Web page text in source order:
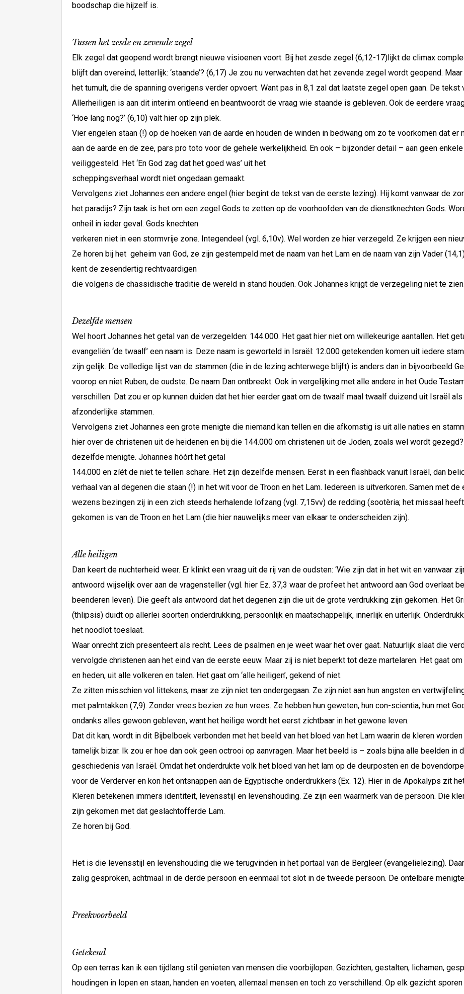
boodschap die hijzelf is.
Tussen het zesde en zevende zegel
Elk zegel dat geopend wordt brengt nieuwe visioenen voort. Bij het zesde zegel (6,12-17)lijkt de climax
blijft dan overeind, letterlijk: ‘staande’? (6,17) Je zou nu verwachten dat het zevende zegel wordt geopend.
het tumult, die de spanning overigens verder opvoert. Want pas in 8,1 zal dat laatste zegel open gaan. De
Allerheiligen is aan dit interim ontleend en beantwoordt de vraag wie staande is gebleven. Ook de eerdere
‘Hoe lang nog?’ (6,10) valt hier op zijn plek.
Vier engelen staan (!) op de hoeken van de aarde en houden de winden in bedwang om zo te voorkomen dat
aan de aarde en de zee, pars pro toto voor de gehele werkelijkheid. En ook – bijzonder detail – aan geen
veiliggesteld. Het ‘En God zag dat het goed was’ uit het
scheppingsverhaal wordt niet ongedaan gemaakt.
Vervolgens ziet Johannes een andere engel (hier begint de tekst van de eerste lezing). Hij komt vanwaar de
het paradijs? Zijn taak is het om een zegel Gods te zetten op de voorhoofden van de dienstknechten Gods.
onheil in ieder geval. Gods knechten
verkeren niet in een stormvrije zone. Integendeel (vgl. 6,10v). Wel worden ze hier verzegeld. Ze krijgen een
Ze horen bij het geheim van God, ze zijn gestempeld met de naam van het Lam en de naam van zijn Vader
kent de zesendertig rechtvaardigen
die volgens de chassidische traditie de wereld in stand houden. Ook Johannes krijgt de verzegeling niet te zien.
Dezelfde mensen
Wel hoort Johannes het getal van de verzegelden: 144.000. Het gaat hier niet om willekeurige aantallen. Het
evangeliën ‘de twaalf’ een naam is. Deze naam is geworteld in Israël: 12.000 getekenden komen uit iedere
zijn gelijk. De volledige lijst van de stammen (die in de lezing achterwege blijft) is anders dan in bijvoorbeeld
voorop en niet Ruben, de oudste. De naam Dan ontbreekt. Ook in vergelijking met alle andere in het Oude
verschillen. Dat zou er op kunnen duiden dat het hier eerder gaat om de twaalf maal twaalf duizend uit Israël
afzonderlijke stammen.
Vervolgens ziet Johannes een grote menigte die niemand kan tellen en die afkomstig is uit alle naties en
hier over de christenen uit de heidenen en bij die 144.000 om christenen uit de Joden, zoals wel wordt
dezelfde menigte. Johannes hóórt het getal
144.000 en zíét de niet te tellen schare. Het zijn dezelfde mensen. Eerst in een flashback vanuit Israël, dan
verhaal van al degenen die staan (!) in het wit voor de Troon en het Lam. Iedereen is uitverkoren. Samen met
wezens bezingen zij in een zich steeds herhalende lofzang (vgl. 7,15vv) de redding (sootèria; het missaal heeft
gekomen is van de Troon en het Lam (die hier nauwelijks meer van elkaar te onderscheiden zijn).
Alle heiligen
Dan keert de nuchterheid weer. Er klinkt een vraag uit de rij van de oudsten: ‘Wie zijn dat in het wit en vanwaar
antwoord wijselijk over aan de vragensteller (vgl. hier Ez. 37,3 waar de profeet het antwoord aan God overlaat
beenderen leven). Die geeft als antwoord dat het degenen zijn die uit de grote verdrukking zijn gekomen. Het
(thlipsis) duidt op allerlei soorten onderdrukking, persoonlijk en maatschappelijk, innerlijk en uiterlijk.
het noodlot toeslaat.
Waar onrecht zich presenteert als recht. Lees de psalmen en je weet waar het over gaat. Natuurlijk slaat die
vervolgde christenen aan het eind van de eerste eeuw. Maar zij is niet beperkt tot deze martelaren. Het gaat
en heden, uit alle volkeren en talen. Het gaat om ‘alle heiligen’, gekend of niet.
Ze zitten misschien vol littekens, maar ze zijn niet ten ondergegaan. Ze zijn niet aan hun angsten en
met palmtakken (7,9). Zonder vrees bezien ze hun vrees. Ze hebben hun geweten, hun con-scientia, hun met
ondanks alles gewoon gebleven, want het heilige wordt het eerst zichtbaar in het gewone leven.
Dat dit kan, wordt in dit Bijbelboek verbonden met het beeld van het bloed van het Lam waarin de kleren
tamelijk bizar. Ik zou er hoe dan ook geen octrooi op aanvragen. Maar het beeld is – zoals bijna alle beelden in
geschiedenis van Israël. Omdat het onderdrukte volk het bloed van het lam op de deurposten en de
voor de Verderver en kon het ontsnappen aan de Egyptische onderdrukkers (Ex. 12). Hier in de Apokalyps zit
Kleren betekenen immers identiteit, levensstijl en levenshouding. Ze zijn een waarmerk van de persoon. Die
zijn gekomen met dat geslachtofferde Lam.
Ze horen bij God.
Het is die levensstijl en levenshouding die we terugvinden in het portaal van de Bergleer (evangelielezing).
zalig gesproken, achtmaal in de derde persoon en eenmaal tot slot in de tweede persoon. De ontelbare
Preekvoorbeeld
Getekend
Op een terras kan ik een tijdlang stil genieten van mensen die voorbijlopen. Gezichten, gestalten, lichamen,
houdingen in lopen en staan, handen en voeten, allemaal mensen en toch zo verschillend. Op elk gezicht